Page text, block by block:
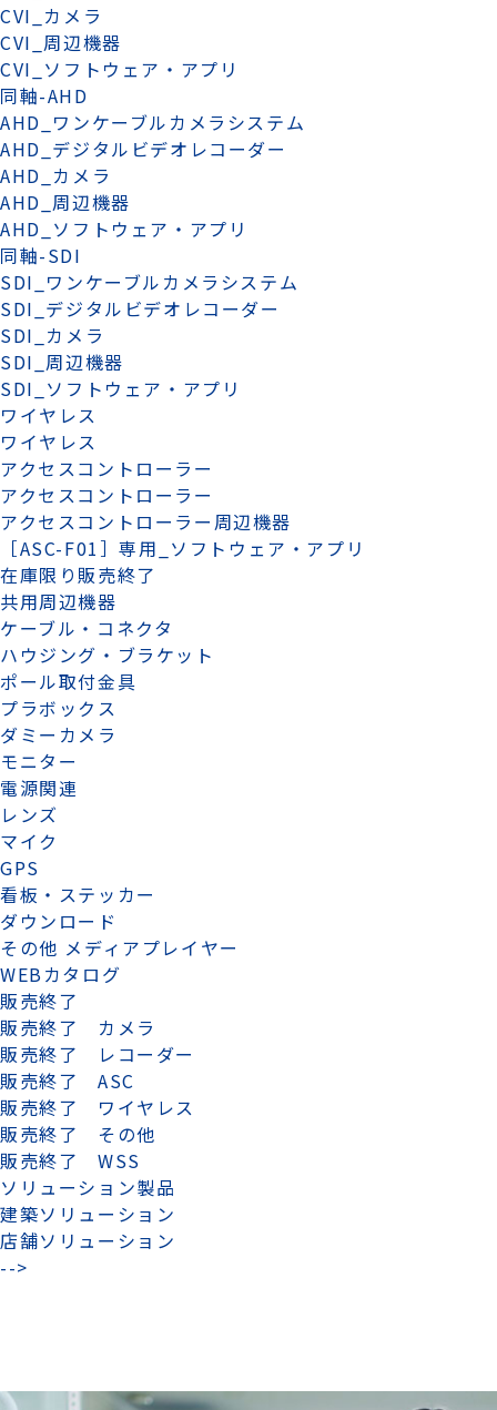
CVI_カメラ
CVI_周辺機器
CVI_ソフトウェア・アプリ
同軸-AHD
AHD_ワンケーブルカメラシステム
AHD_デジタルビデオレコーダー
AHD_カメラ
AHD_周辺機器
AHD_ソフトウェア・アプリ
同軸-SDI
SDI_ワンケーブルカメラシステム
SDI_デジタルビデオレコーダー
SDI_カメラ
SDI_周辺機器
SDI_ソフトウェア・アプリ
ワイヤレス
ワイヤレス
アクセスコントローラー
アクセスコントローラー
アクセスコントローラー周辺機器
［ASC-F01］専用_ソフトウェア・アプリ
在庫限り販売終了
共用周辺機器
ケーブル・コネクタ
ハウジング・ブラケット
ポール取付金具
プラボックス
ダミーカメラ
モニター
電源関連
レンズ
マイク
GPS
看板・ステッカー
ダウンロード
その他 メディアプレイヤー
WEBカタログ
販売終了
販売終了 カメラ
販売終了 レコーダー
販売終了 ASC
販売終了 ワイヤレス
販売終了 その他
販売終了 WSS
ソリューション製品
建築ソリューション
店舗ソリューション
-->